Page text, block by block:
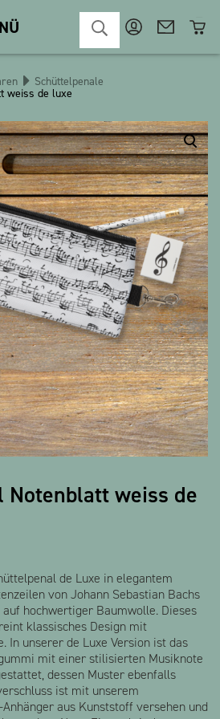
Diverses
Küche
Magnete
POS
Schreibwaren
Textilien
bauxili
Stringlies
Schüttelpenale
weiss de luxe
Notenblatt weiss de
de Luxe in elegantem
von Johann Sebastian Bachs
auf hochwertiger Baumwolle. Dieses
klassisches Design mit
In unserer de Luxe Version ist das
mit einer stilisierten Musiknote
dessen Muster ebenfalls
ist mit unserem
aus Kunststoff versehen und